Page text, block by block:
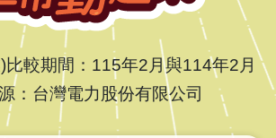
比較期間：115年2月與114年2月
：台灣電力股份有限公司